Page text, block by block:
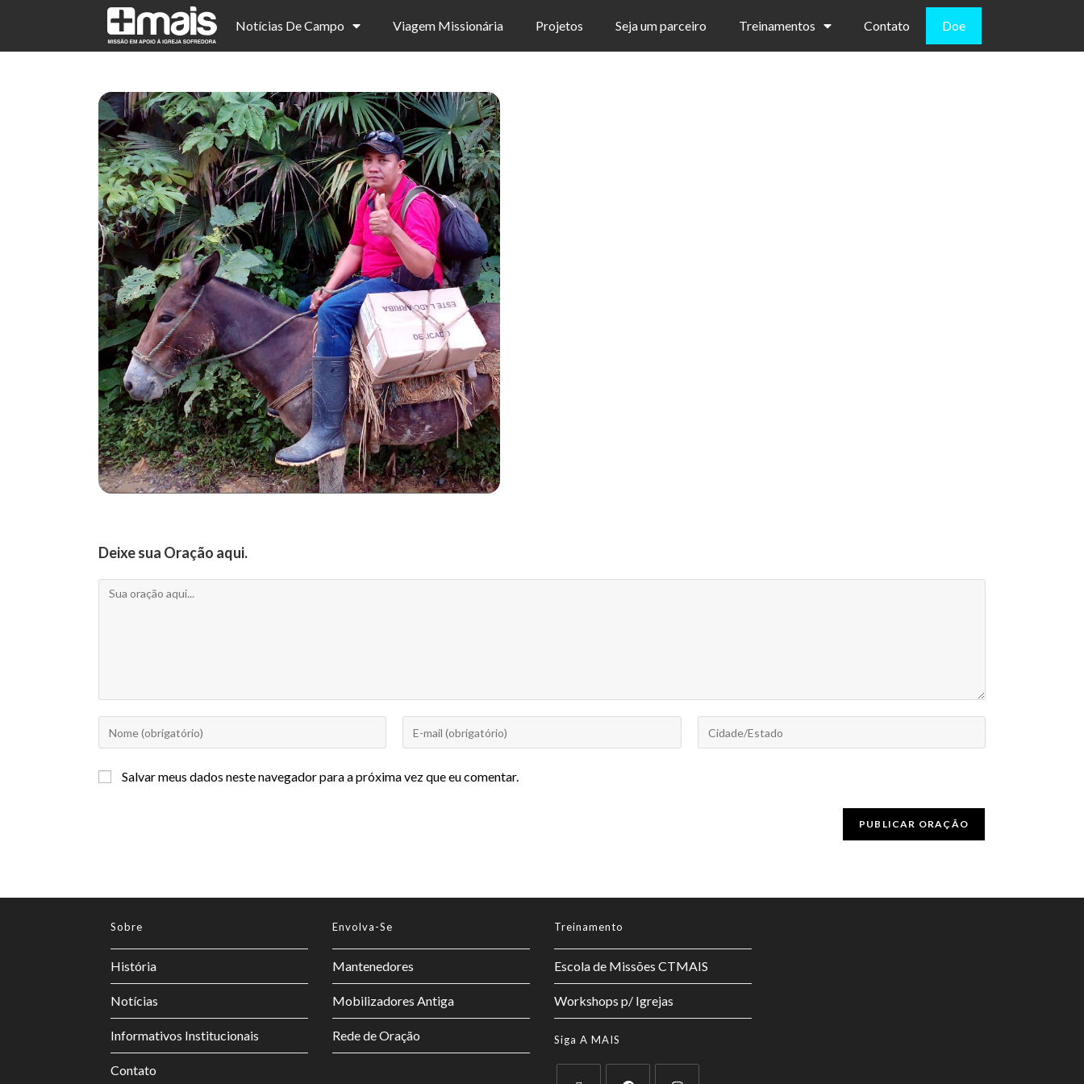
Notícias De Campo Viagem Missionária Projetos Seja um parceiro Treinamentos Contato Doe
Deixe sua Oração aqui.
Salvar meus dados neste navegador para a próxima vez que eu comentar.
Sobre
História
Notícias
Informativos Institucionais
Contato
Envolva-Se
Mantenedores
Mobilizadores Antiga
Rede de Oração
Treinamento
Escola de Missões CTMAIS
Workshops p/ Igrejas
Siga A MAIS